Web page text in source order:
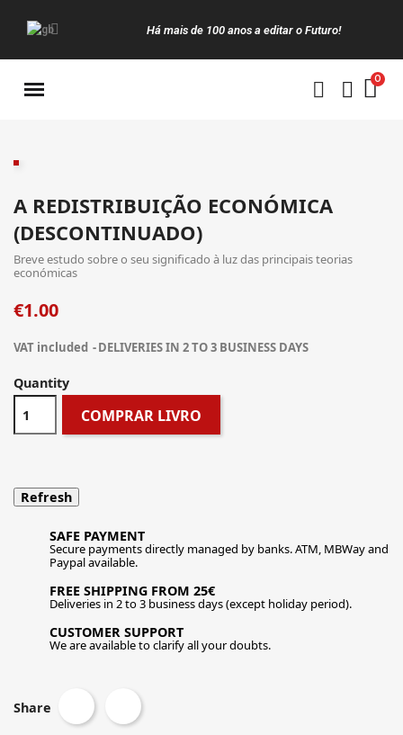
Há mais de 100 anos a editar o Futuro!
A REDISTRIBUIÇÃO ECONÓMICA
(DESCONTINUADO)
Breve estudo sobre o seu significado à luz das principais teorias
económicas
€1.00
VAT included DELIVERIES IN 2 TO 3 BUSINESS DAYS
Quantity
COMPRAR LIVRO
SAFE PAYMENT
Secure payments directly managed by banks. ATM, MBWay and
Paypal available.
FREE SHIPPING FROM 25€
Deliveries in 2 to 3 business days (except holiday period).
CUSTOMER SUPPORT
We are available to clarify all your doubts.
Share